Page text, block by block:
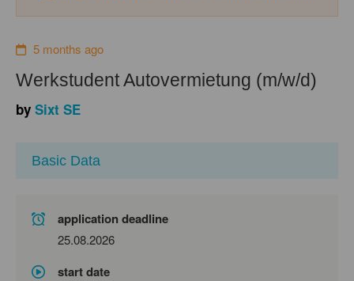
5 months ago
Werkstudent Autovermietung (m/w/d)
by Sixt SE
Basic Data
application deadline
25.08.2026
start date